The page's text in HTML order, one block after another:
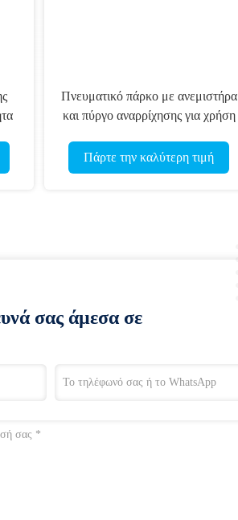
Πνευματικό πάρκο με ανεμιστήρα
και πύργο αναρρίχησης για χρήση
Πάρτε την καλύτερη τιμή
σας άμεσα σε